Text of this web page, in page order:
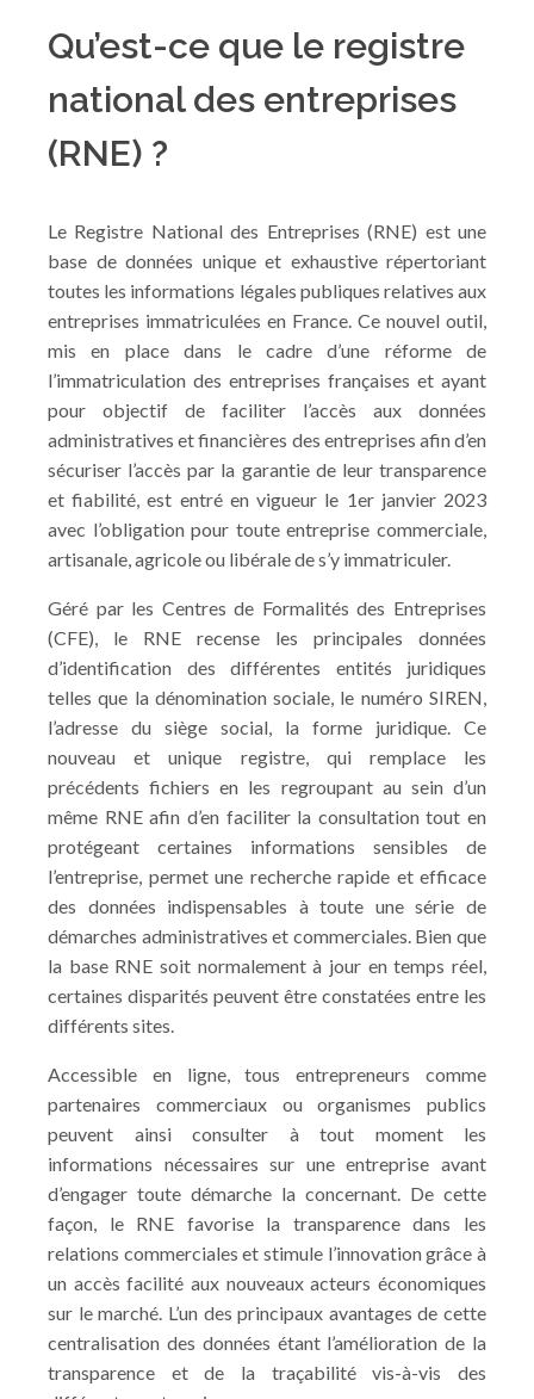
Qu’est-ce que le registre
national des entreprises
(RNE) ?
Le Registre National des Entreprises (RNE) est une
base de données unique et exhaustive répertoriant
toutes les informations légales publiques relatives aux
entreprises immatriculées en France. Ce nouvel outil,
mis en place dans le cadre d’une réforme de
l’immatriculation des entreprises françaises et ayant
pour objectif de faciliter l’accès aux données
administratives et financières des entreprises afin d’en
sécuriser l’accès par la garantie de leur transparence
et fiabilité, est entré en vigueur le 1er janvier 2023
avec l’obligation pour toute entreprise commerciale,
artisanale, agricole ou libérale de s’y immatriculer.
Géré par les Centres de Formalités des Entreprises
(CFE), le RNE recense les principales données
d’identification des différentes entités juridiques
telles que la dénomination sociale, le numéro SIREN,
l’adresse du siège social, la forme juridique. Ce
nouveau et unique registre, qui remplace les
précédents fichiers en les regroupant au sein d’un
même RNE afin d’en faciliter la consultation tout en
protégeant certaines informations sensibles de
l’entreprise, permet une recherche rapide et efficace
des données indispensables à toute une série de
démarches administratives et commerciales. Bien que
la base RNE soit normalement à jour en temps réel,
certaines disparités peuvent être constatées entre les
différents sites.
Accessible en ligne, tous entrepreneurs comme
partenaires commerciaux ou organismes publics
peuvent ainsi consulter à tout moment les
informations nécessaires sur une entreprise avant
d’engager toute démarche la concernant. De cette
façon, le RNE favorise la transparence dans les
relations commerciales et stimule l’innovation grâce à
un accès facilité aux nouveaux acteurs économiques
sur le marché. L’un des principaux avantages de cette
centralisation des données étant l’amélioration de la
transparence et de la traçabilité vis-à-vis des